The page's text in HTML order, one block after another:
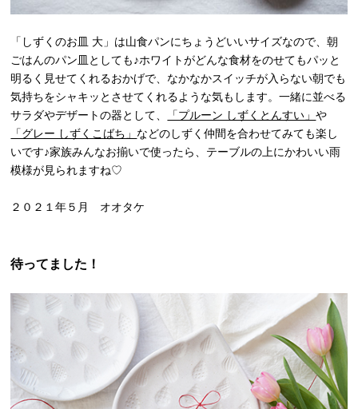
「しずくのお皿 大」は山食パンにちょうどいいサイズなので、朝
ごはんのパン皿としても♪ホワイトがどんな食材をのせてもパッと
明るく見せてくれるおかげで、なかなかスイッチが入らない朝でも
気持ちをシャキッとさせてくれるような気もします。一緒に並べる
サラダやデザートの器として、
「プルーン しずくとんすい」や
「グレー しずくこばち」 などのしずく仲間を合わせてみても楽し
いです♪家族みんなお揃いで使ったら、テーブルの上にかわいい雨
模様が見られますね♡
２０２１年５月 オオタケ
待ってました！